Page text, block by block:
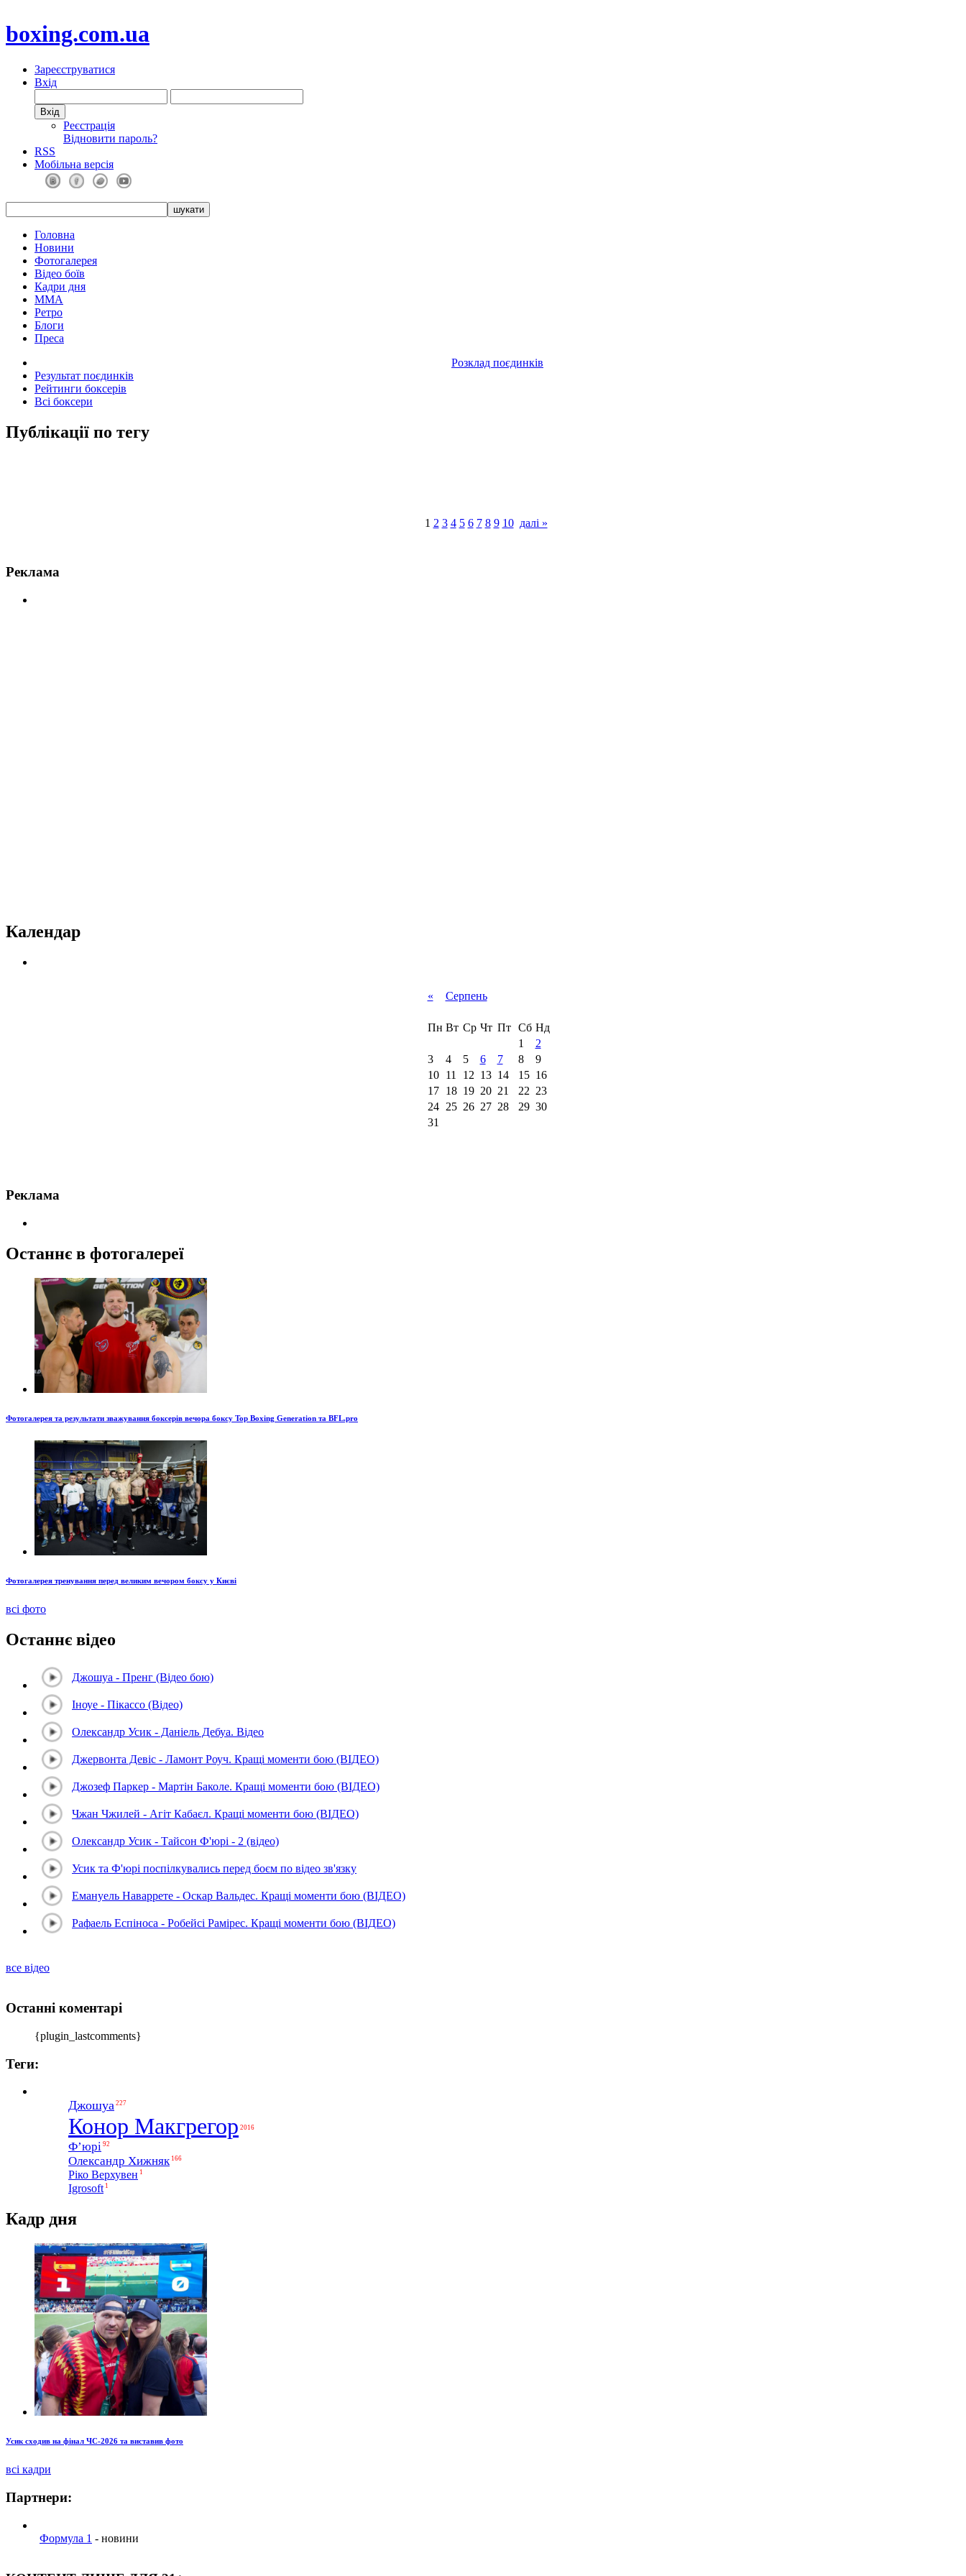
boxing.com.ua
Зареєструватися
Вхід
Реєстрація
Відновити пароль?
RSS
Мобільна версія
Головна
Новини
Фотогалерея
Відео боїв
Кадри дня
ММА
Ретро
Блоги
Преса
Розклад поєдинків
Результат поєдинків
Рейтинги боксерів
Всі боксери
Публікації по тегу
1 2 3 4 5 6 7 8 9 10 далі »
Реклама
Календар
« Серпень
Пн Вт Ср Чт Пт Сб Нд
1
2
3
4 5 6 7 8
9
10
11 12 13 14 15 16
17
18 19 20 21 22 23
24
25 26 27 28 29 30
31
Реклама
Останнє в фотогалереї
Фотогалерея та результати зважування боксерів вечора боксу Top Boxing Generation та BFL.pro
Фотогалерея тренування перед великим вечором боксу у Києві
всі фото
Останнє відео
Джошуа - Пренг (Відео бою)
Іноуе - Пікассо (Відео)
Олександр Усик - Даніель Дебуа. Відео
Джервонта Девіс - Ламонт Роуч. Кращі моменти бою (ВІДЕО)
Джозеф Паркер - Мартін Баколе. Кращі моменти бою (ВІДЕО)
Чжан Чжилей - Агіт Кабаєл. Кращі моменти бою (ВІДЕО)
Олександр Усик - Тайсон Ф'юрі - 2 (відео)
Усик та Ф'юрі поспілкувались перед боєм по відео зв'язку
Емануель Наваррете - Оскар Вальдес. Кращі моменти бою (ВІДЕО)
Рафаель Еспіноса - Робейсі Рамірес. Кращі моменти бою (ВІДЕО)
все відео
Останні коментарі
{plugin_lastcomments}
Теги:
Джошуа 227
Конор Макгрегор 2016
Ф’юрі 92
Олександр Хижняк 166
Ріко Верхувен 1
Igrosoft 1
Кадр дня
Усик сходив на фінал ЧС-2026 та виставив фото
всі кадри
Партнери:
Формула 1 - новини